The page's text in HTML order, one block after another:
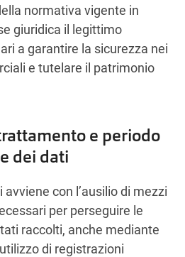
normativa vigente in
giuridica il legittimo
a garantire la sicurezza nei
e tutelare il patrimonio
e periodo
dei dati
con l’ausilio di mezzi
per perseguire le
raccolti, anche mediante
di registrazioni